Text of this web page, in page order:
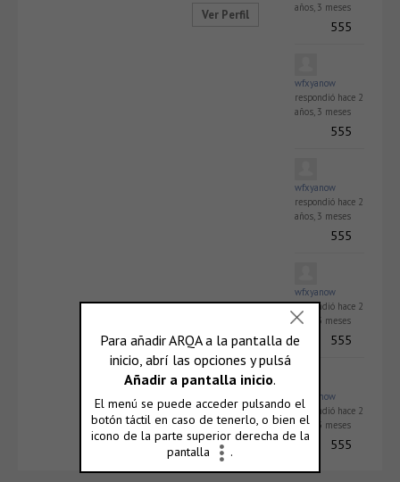
Ver Perfil
años, 3 meses
555
wfxyanow
respondió hace 2
años, 3 meses
555
wfxyanow
respondió hace 2
años, 3 meses
555
wfxyanow
respondió hace 2
años, 3 meses
555
wfxyanow
respondió hace 2
años, 3 meses
555